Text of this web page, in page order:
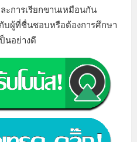
การเรียกขานเหมือนกัน
บผู้ที่ชื่นชอบหรือต้องการศึกษา
นอย่างดี